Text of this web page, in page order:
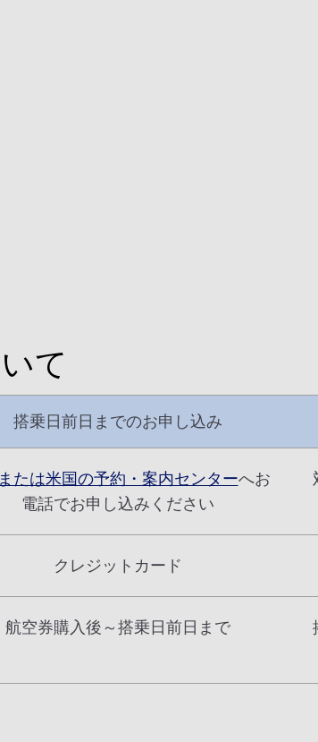
て
搭乗日前日までのお申し込み
たは米国の予約・案内センターへお
電話でお申し込みください
クレジットカード
航空券購入後～搭乗日前日まで